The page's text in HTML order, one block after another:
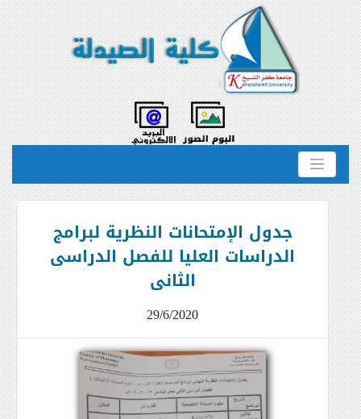
جدول الإمتحانات النظرية لبرامج
الدراسات العليا للفصل الدراسى
الثانى
29/6/2020